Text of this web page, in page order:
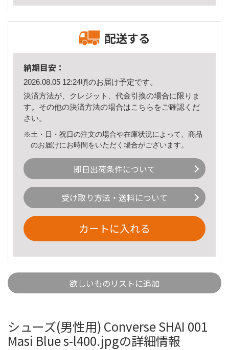
配送する
納期目安：
2026.08.05 12:24頃のお届け予定です。
決済方法が、クレジット、代金引換の場合に限りま
す。その他の決済方法の場合はこちら をご確認くだ
さい。
※土・日・祝日の注文の場合や在庫状況によって、商品
のお届けにお時間をいただく場合がございます。
即日出荷条件について
受け取り方法・送料について
カートに入れる
欲しいものリストに追加
シューズ(男性用) Converse SHAI 001
Masi Blue s-l400.jpgの詳細情報